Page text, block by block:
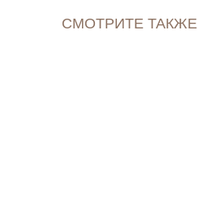
СМОТРИТЕ ТАКЖЕ